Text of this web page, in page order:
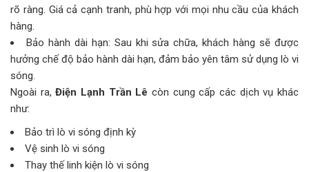
rõ ràng. Giá cả cạnh tranh, phù hợp với mọi nhu cầu của khách
hàng.
Bảo hành dài hạn: Sau khi sửa chữa, khách hàng sẽ được
hưởng chế độ bảo hành dài hạn, đảm bảo yên tâm sử dụng lò vi
sóng.
Ngoài ra,Điện Lạnh Trần Lê còn cung cấp các dịch vụ khác
như:
Bảo trì lò vi sóng định kỳ
Vệ sinh lò vi sóng
Thay thế linh kiện lò vi sóng